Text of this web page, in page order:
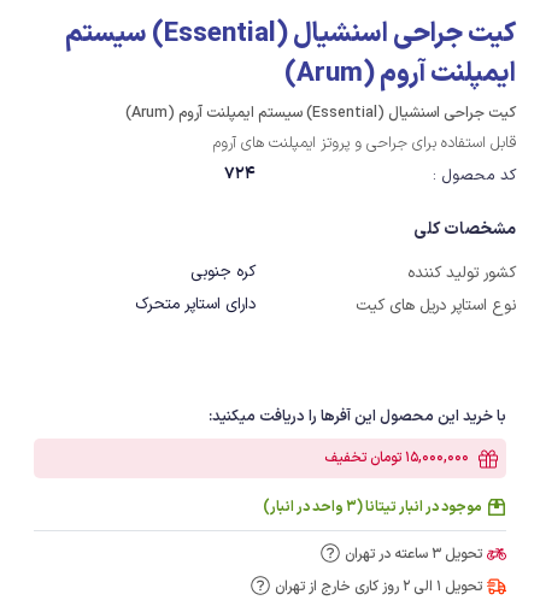
کیت جراحی اسنشیال (Essential) سیستم
ایمپلنت آروم (Arum)
کیت جراحی اسنشیال (Essential) سیستم ایمپلنت آروم (Arum)
قابل استفاده برای جراحی و پروتز ایمپلنت های آروم
کد محصول :
724
مشخصات کلی
کشور تولید کننده
کره جنوبی
نوع استاپر دریل های کیت
دارای استاپر متحرک
با خرید این محصول این آفرها را دریافت میکنید:
15,000,000 تومان تخفیف
موجود در انبار تیتانا (3 واحد در انبار)
تحویل 3 ساعته در تهران
تحویل 1 الی 2 روز کاری خارج از تهران